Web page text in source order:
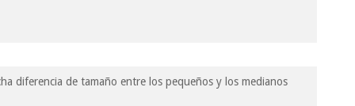
diferencia de tamaño entre los pequeños y los medianos